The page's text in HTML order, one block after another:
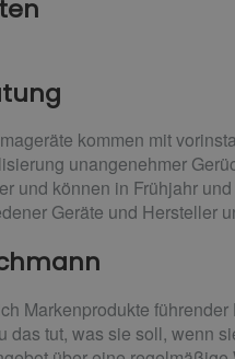
kommen mit
unangenehmer
und können in Frühjahr
Geräte und Hersteller
Markenprodukte
das tut, was sie soll, wenn